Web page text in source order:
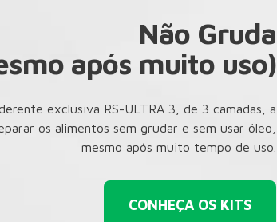
Não Gruda
após muito uso)
exclusiva RS-ULTRA 3, de 3 camadas, a
os alimentos sem grudar e sem usar óleo,
mesmo após muito tempo de uso.
CONHEÇA OS KITS